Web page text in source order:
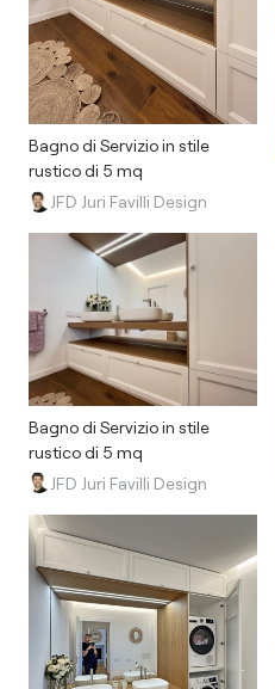
Bagno di Servizio in stile
rustico di 5 mq
JFD Juri Favilli Design
Bagno di Servizio in stile
rustico di 5 mq
JFD Juri Favilli Design